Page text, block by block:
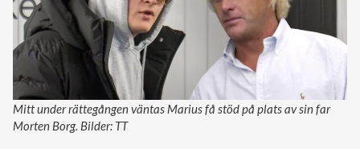
Mitt under rättegången väntas Marius få stöd på plats av sin far
Morten Borg. Bilder: TT